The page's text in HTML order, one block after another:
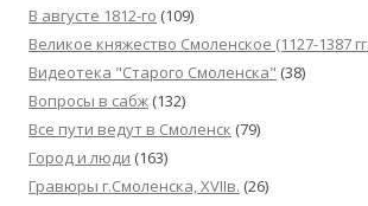
В августе 1812-го (109)
Великое княжество Смоленское (1127-1387
Видеотека "Cтарого Смоленска" (38)
Вопросы в сабж (132)
Все пути ведут в Смоленск (79)
Город и люди (163)
Гравюры г.Смоленска, XVIIв. (26)